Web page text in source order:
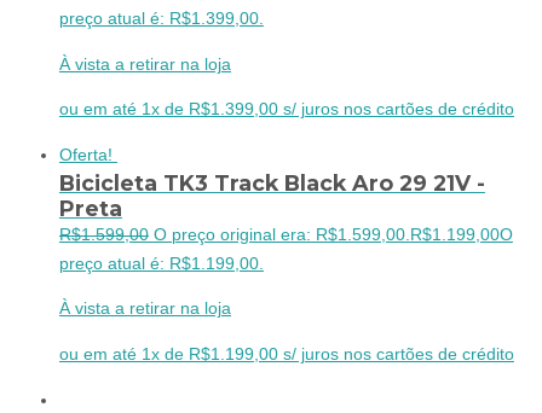
preço atual é: R$1.399,00.
À vista a retirar na loja
ou em até 1x de R$1.399,00 s/ juros nos cartões de crédito
Oferta!
Bicicleta TK3 Track Black Aro 29 21V -
Preta
R$1.599,00 O preço original era: R$1.599,00. R$1.199,00O
preço atual é: R$1.199,00.
À vista a retirar na loja
ou em até 1x de R$1.199,00 s/ juros nos cartões de crédito